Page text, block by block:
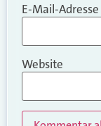
E-Mail-Adresse
Website